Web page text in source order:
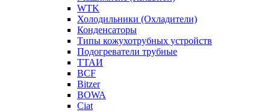
WTK
Холодильники (Охладители)
Конденсаторы
Типы кожухотрубных устройств
Подогреватели трубные
ТТАИ
BCF
Bitzer
BOWA
Ciat